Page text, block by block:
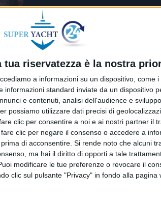
riservatezza è la nostra
a informazioni su un dispositivo, come
informazioni standard inviate da un dispositivo
e contenuti, analisi dell'audience e
possiamo utilizzare dati precisi di
clic per consentire a noi e ai nostri partner il
clic per negare il consenso o accedere a
di acconsentire. Si rende noto che alcuni
ma hai il diritto di opporti a tale
modificare le tue preferenze o revocare il
clic sul pulsante "Privacy" in fondo alla pagina